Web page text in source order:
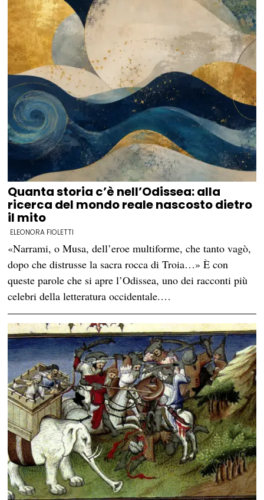
Quanta storia c’è nell’Odissea: alla
ricerca del mondo reale nascosto dietro
il mito
ELEONORA FIOLETTI
«Narrami, o Musa, dell’eroe multiforme, che tanto vagò,
dopo che distrusse la sacra rocca di Troia…» È con
queste parole che si apre l’Odissea, uno dei racconti più
celebri della letteratura occidentale.…